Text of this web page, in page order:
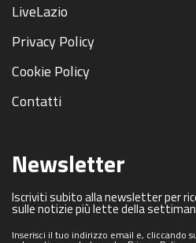
LiveLazio
Privacy Policy
Cookie Policy
Contatti
Newsletter
Iscriviti subito alla newsletter per
sulle notizie più lette della
Inserisci il tuo indirizzo email e, cliccando